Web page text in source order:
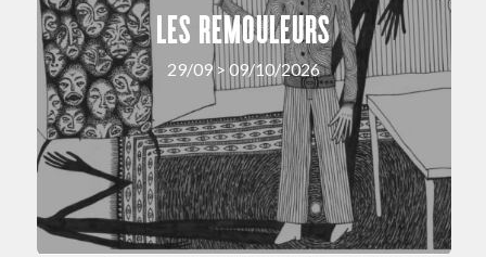
LES REMOULEURS
29/09 > 09/10/2026